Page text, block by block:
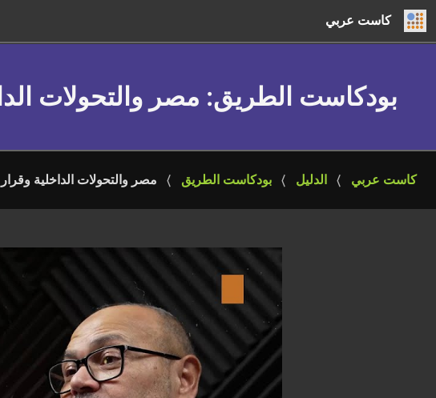
كاست عربي
بودكاست الطريق: مصر والتحولات
كاست عربي الدليل بودكاست الطريق مصر والتحولات الداخلية